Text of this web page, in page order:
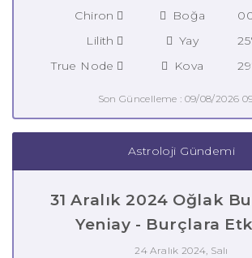
Chiron
Boğa
Lilith
Yay
True Node
Kova
Son Güncelleme : 09/08/2026
Astroloji Gündemi
31 Aralık 2024 Oğlak
Yeniay - Burçlara
24 Aralık 2024, Salı